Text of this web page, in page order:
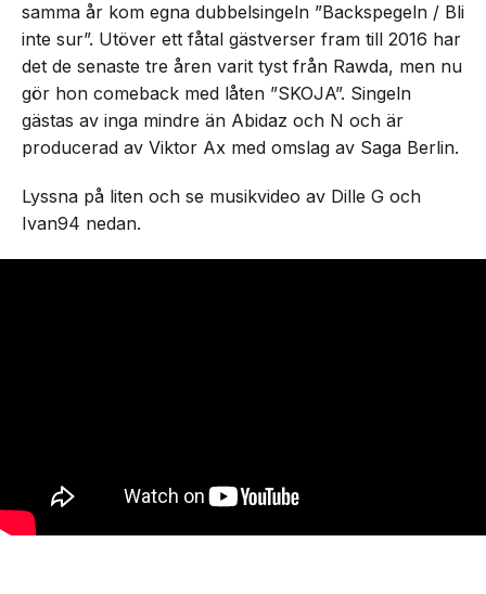
samma år kom egna dubbelsingeln ”Backspegeln / Bli
inte sur”. Utöver ett fåtal gästverser fram till 2016 har
det de senaste tre åren varit tyst från Rawda, men nu
gör hon comeback med låten ”SKOJA”. Singeln
gästas av inga mindre än Abidaz och N och är
producerad av Viktor Ax med omslag av Saga Berlin.
Lyssna på liten och se musikvideo av Dille G och
Ivan94 nedan.